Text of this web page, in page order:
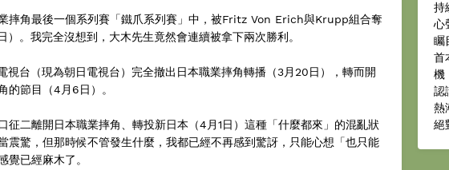
摔角最後一個系列賽「鐵爪系列賽」中，被Fritz Von Erich與Krupp組合奪
）。我完全沒想到，大木先生竟然會連續被拿下兩次勝利。
視台（現為朝日電視台）完全撤出日本職業摔角轉播（3月20日），轉而開
的節目（4月6日）。
征二離開日本職業摔角、轉投新日本（4月1日）這種「什麼都來」的混亂狀
震驚，但那時候不管發生什麼，我都已經不再感到驚訝，只能心想「也只能
覺已經麻木了。
持
心
矚
首
機
認
熱
絕